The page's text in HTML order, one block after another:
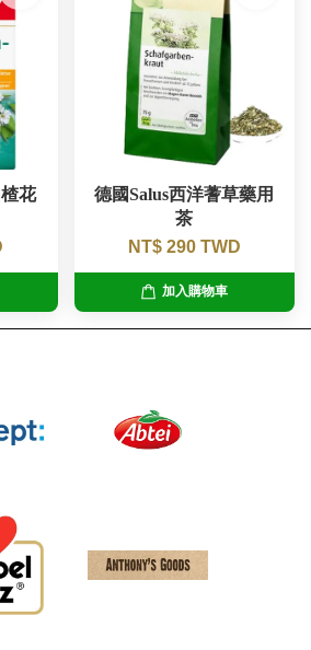
花
德國Salus西洋蓍草藥用
茶
NT$ 290 TWD
加入購物車